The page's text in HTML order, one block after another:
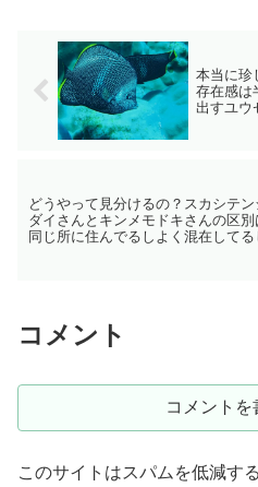
本当に珍
存在感は
出すユウ
どうやって見分けるの？スカシテン
ダイさんとキンメモドキさんの区別
同じ所に住んでるしよく混在してる
コメント
コメントを
このサイトはスパムを低減す